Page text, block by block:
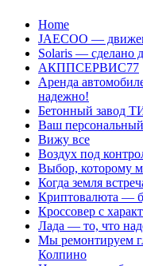
Перейти
содержанию
Home
JAECOO —
Solaris — сделано
АКППСЕРВИС77
Аренда
надежно!
Бетонный завод
Ваш
Вижу все
Воздух под
Выбор, которому
Когда земля
Криптовалюта —
Кроссовер с
Лада — то, что
Мы ремонтируем
Колпино